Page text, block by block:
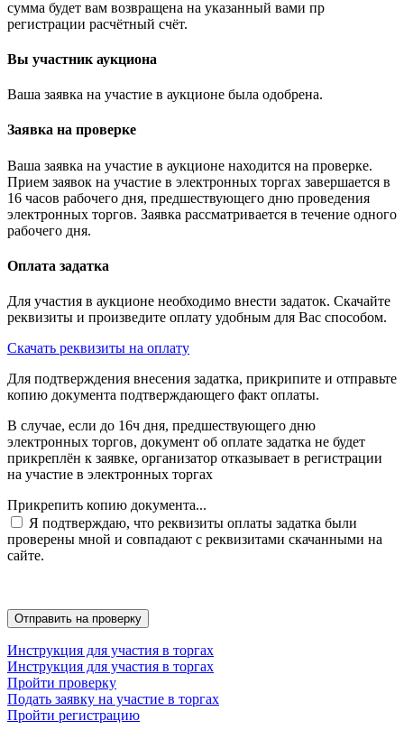
сумма будет вам возвращена на указанный вами пр
регистрации расчётный счёт.
Вы участник аукциона
Ваша заявка на участие в аукционе была одобрена.
Заявка на проверке
Ваша заявка на участие в аукционе находится на проверке.
Прием заявок на участие в электронных торгах завершается в
16 часов рабочего дня, предшествующего дню проведения
электронных торгов. Заявка рассматривается в течение одного
рабочего дня.
Оплата задатка
Для участия в аукционе необходимо внести задаток. Скачайте
реквизиты и произведите оплату удобным для Вас способом.
Скачать реквизиты на оплату
Для подтверждения внесения задатка, прикрипите и отправьте
копию документа подтверждающего факт оплаты.
В случае, если до 16ч дня, предшествующего дню
электронных торгов, документ об оплате задатка не будет
прикреплён к заявке, организатор отказывает в регистрации
на участие в электронных торгах
Прикрепить копию документа...
Я подтверждаю, что реквизиты оплаты задатка были
проверены мной и совпадают с реквизитами скачанными на
сайте.
Инструкция для участия в торгах
Инструкция для участия в торгах
Пройти проверку
Подать заявку на участие в торгах
Пройти регистрацию